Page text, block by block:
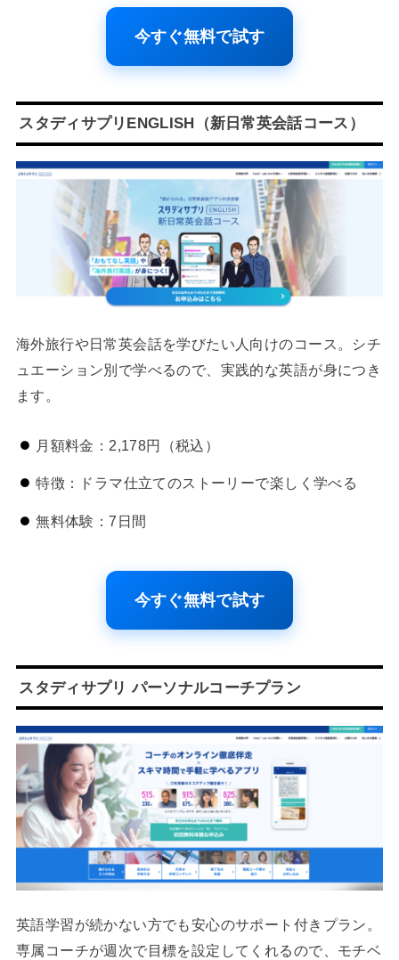
今すぐ無料で試す
スタディサプリENGLISH（新日常英会話コース）
海外旅行や日常英会話を学びたい人向けのコース。シチ
ュエーション別で学べるので、実践的な英語が身につき
ます。
月額料金：2,178円（税込）
特徴：ドラマ仕立てのストーリーで楽しく学べる
無料体験：7日間
今すぐ無料で試す
スタディサプリ パーソナルコーチプラン
英語学習が続かない方でも安心のサポート付きプラン。
専属コーチが週次で目標を設定してくれるので、モチベ